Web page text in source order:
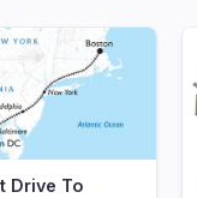
Drive To